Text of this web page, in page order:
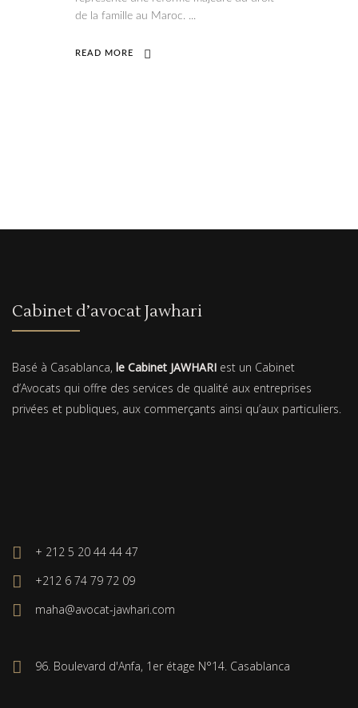
de la famille au Maroc.
READ MORE
Cabinet d’avocat Jawhari
Basé à Casablanca, le Cabinet JAWHARI est un Cabinet
d’Avocats qui offre des services de qualité aux entreprises
privées et publiques, aux commerçants ainsi qu’aux particuliers.
+ 212 5 20 44 44 47
+212 6 74 79 72 09
maha@avocat-jawhari.com
96. Boulevard d'Anfa, 1er étage N°14. Casablanca